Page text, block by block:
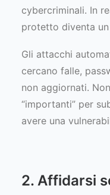
cybercriminali. In
protetto diventa
Gli attacchi
cercano falle,
non aggiornati.
“importanti” per
avere una
2. Affidarsi